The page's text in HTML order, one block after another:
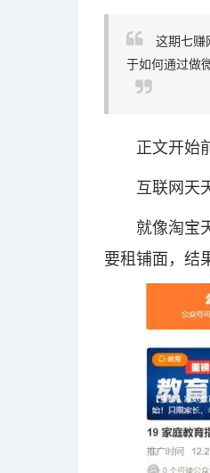
这期七赚
于如何通过做
正文开始前
互联网天天
就像淘宝天
要租铺面，结